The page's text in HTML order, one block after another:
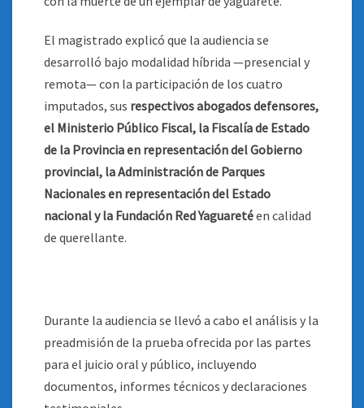
El magistrado explicó que la audiencia se
desarrolló bajo modalidad híbrida —presencial y
remota— con la participación de los cuatro
imputados, sus respectivos abogados defensores,
el Ministerio Público Fiscal, la Fiscalía de Estado
de la Provincia en representación del Gobierno
provincial, la Administración de Parques
Nacionales en representación del Estado
nacional y la Fundación Red Yaguaretéen calidad
de querellante.
Durante la audiencia se llevó a cabo el análisis y la
preadmisión de la prueba ofrecida por las partes
para el juicio oral y público, incluyendo
documentos, informes técnicos y declaraciones